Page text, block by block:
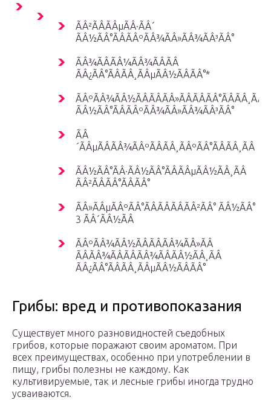
ÃÂ²ÃÂÃÂµÃÂ·ÃÂ´
ÃÂ½ÃÂ°ÃÂÃÂºÃÂ¾ÃÂ»ÃÂ¾ÃÂ³ÃÂ°
ÃÂ¾ÃÂÃÂ¼ÃÂ¾ÃÂÃÂ
ÃÂ¿ÃÂ°ÃÂÃÂ¸ÃÂµÃÂ½ÃÂÃÂ°*
ÃÂºÃÂ¾ÃÂ½ÃÂÃÂÃÂ»ÃÂÃÂÃÂ°ÃÂÃÂ¸ÃÂ
ÃÂ½ÃÂ°ÃÂÃÂºÃÂ¾ÃÂ»ÃÂ¾ÃÂ³ÃÂ°
ÃÂ
´ÃÂµÃÂÃÂ¾ÃÂºÃÂÃÂ¸ÃÂºÃÂ°ÃÂÃÂ¸ÃÂ
ÃÂ½ÃÂ°ÃÂ·ÃÂ½ÃÂ°ÃÂÃÂµÃÂ½ÃÂ¸ÃÂ
ÃÂ²ÃÂÃÂ°ÃÂÃÂ°
ÃÂ»ÃÂµÃÂºÃÂ°ÃÂÃÂÃÂÃÂ²ÃÂ° ÃÂ½ÃÂ°
3 ÃÂ´ÃÂ½ÃÂ
ÃÂºÃÂ¾ÃÂ½ÃÂÃÂÃÂ¾ÃÂ»ÃÂ
ÃÂÃÂ¾ÃÂÃÂÃÂ¾ÃÂÃÂ½ÃÂ¸ÃÂ
ÃÂ¿ÃÂ°ÃÂÃÂ¸ÃÂµÃÂ½ÃÂÃÂ°
Грибы: вред и противопоказания
Существует много разновидностей съедобных
грибов, которые поражают своим ароматом. При
всех преимуществах, особенно при употреблении в
пищу, грибы полезны не каждому. Как
культивируемые, так и лесные грибы иногда трудно
усваиваются.